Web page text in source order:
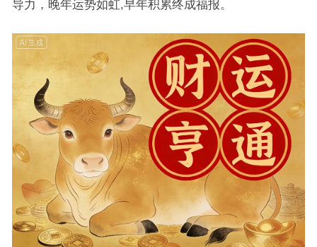
导力，晚年运势如虹,早年积累终成福报。